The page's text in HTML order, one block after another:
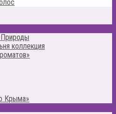
коллекция
Крыма»